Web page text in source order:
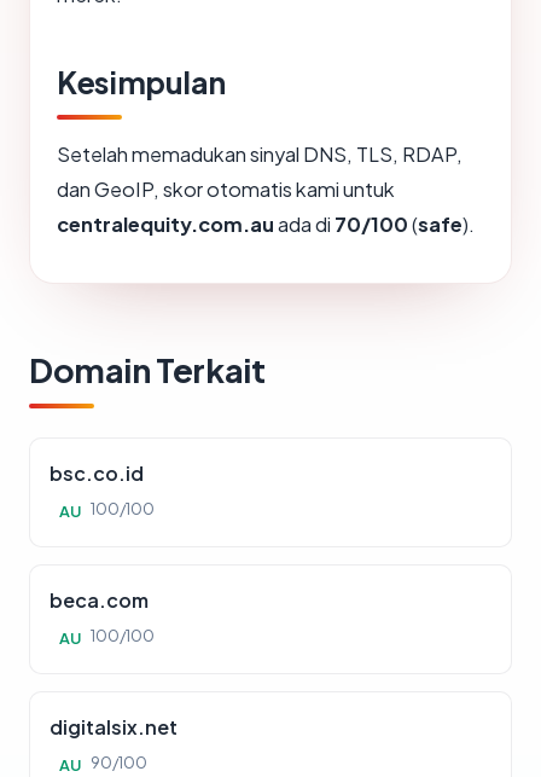
Kesimpulan
Setelah memadukan sinyal DNS, TLS, RDAP,
dan GeoIP, skor otomatis kami untuk
centralequity.com.auada di 70/100(safe).
Domain Terkait
bsc.co.id
AU 100/100
beca.com
AU 100/100
digitalsix.net
AU 90/100